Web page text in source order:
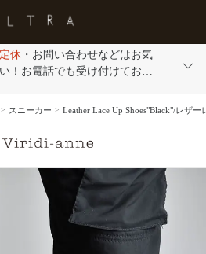
休 ・お問い合わせなどはお気
！お電話でも受け付けており
スニーカー Leather Lace Up Shoes"Black"/レザ